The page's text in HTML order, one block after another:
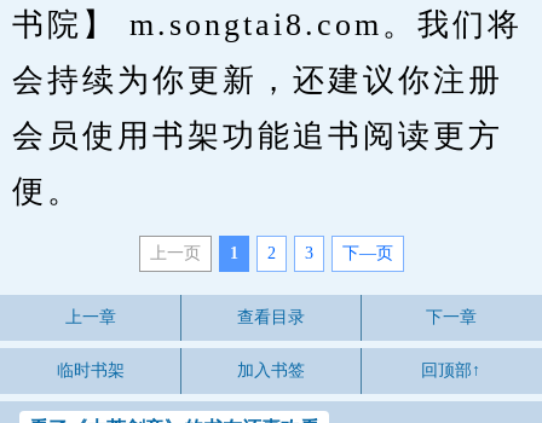
书院】 m.songtai8.com。我们将
会持续为你更新，还建议你注册
会员使用书架功能追书阅读更方
便。
上一页 1 2 3 下—页
上一章 查看目录 下一章
临时书架 加入书签 回顶部↑